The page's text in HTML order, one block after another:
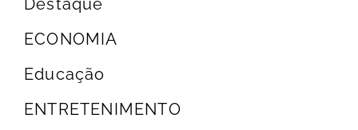
Destaque
ECONOMIA
Educação
ENTRETENIMENTO